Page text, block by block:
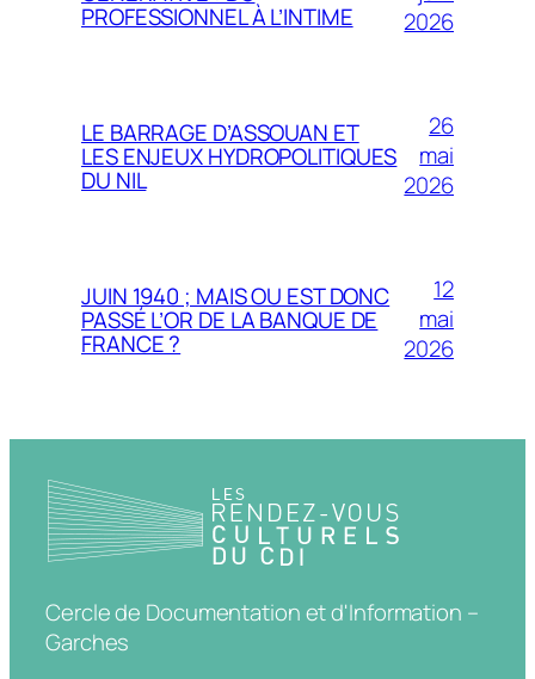
PROFESSIONNEL À L’INTIME
2026
LE BARRAGE D’ASSOUAN ET
LES ENJEUX HYDROPOLITIQUES
DU NIL
26
mai
2026
JUIN 1940 ; MAIS OU EST DONC
PASSÉ L’OR DE LA BANQUE DE
FRANCE ?
12
mai
2026
Cercle de Documentation et d'Information –
Garches